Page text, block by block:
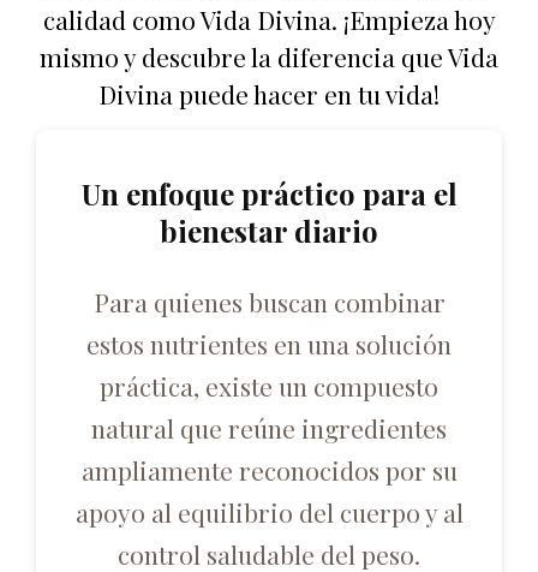
calidad como Vida Divina. ¡Empieza hoy
mismo y descubre la diferencia que Vida
Divina puede hacer en tu vida!
Un enfoque práctico para el
bienestar diario
Para quienes buscan combinar
estos nutrientes en una solución
práctica, existe un compuesto
natural que reúne ingredientes
ampliamente reconocidos por su
apoyo al equilibrio del cuerpo y al
control saludable del peso.